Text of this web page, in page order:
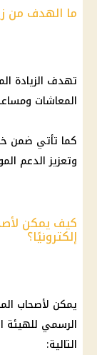
ما الهدف من
تهدف الزيادة
المعاشات
كما تأتي ضمن
وتعزيز الدعم
كيف يمكن
إلكترونيًا؟
يمكن لأصحاب
الرسمي للهيئة
التالية: